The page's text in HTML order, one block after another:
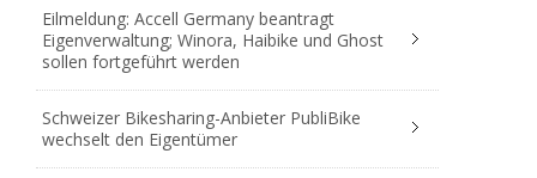
Eilmeldung: Accell Germany beantragt
Eigenverwaltung; Winora, Haibike und Ghost
sollen fortgeführt werden
Schweizer Bikesharing-Anbieter PubliBike
wechselt den Eigentümer